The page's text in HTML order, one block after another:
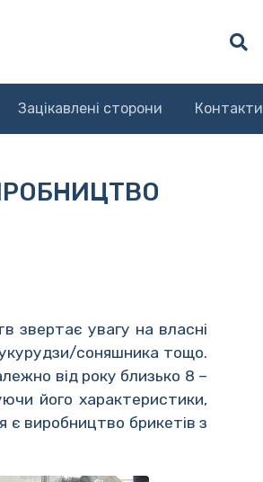
Зацікавлені сторони Контакти
звертає увагу на власні
соняшника тощо.
від року близько 8 –
його характеристики,
є виробництво брикетів з